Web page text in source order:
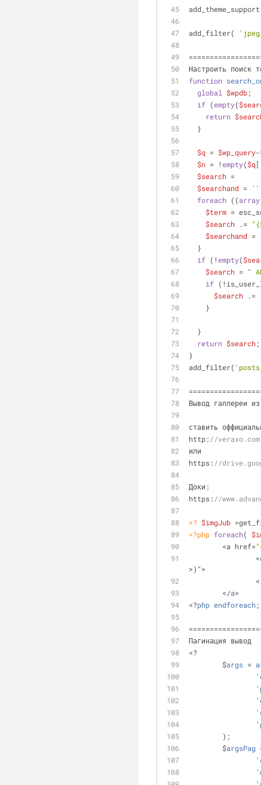
add_filter(
Настроить поиск
function
global
$wpdb;
if (empty(
return
  }
$q = $wp_query-
$n = !empty($q[
$search =
$searchand = ''
foreach ((array
$term =
$search .= "
$searchand =
  }
if (!empty(
$search = "
if
$search .=
    }
  }
return $search;
}
add_filter(
Вывод галлереи из
ставить
http: //
или
https: //
Доки:
https: //
<? $imgJub
<?php foreach(
	<a href=
		<
>)">
	</
a>
<?php endforeach
Пагинация вывод
<?
$args =
	 	'
	 	'
	 	'
	 	'
	 	'
);
$argsPag
'
'